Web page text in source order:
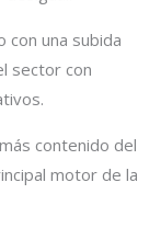
con una subida
sector con
contenido del
motor de la